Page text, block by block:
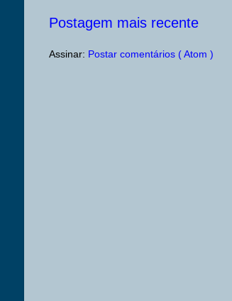
Postagem mais recente
Assinar: Postar comentários ( Atom )